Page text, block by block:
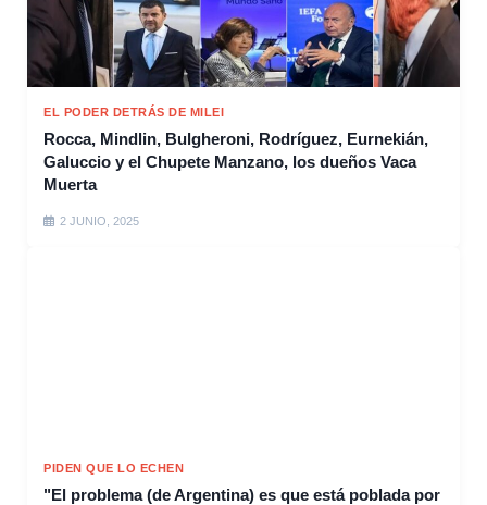
EL PODER DETRÁS DE MILEI
Rocca, Mindlin, Bulgheroni, Rodríguez, Eurnekián,
Galuccio y el Chupete Manzano, los dueños Vaca
Muerta
2 JUNIO, 2025
PIDEN QUE LO ECHEN
"El problema (de Argentina) es que está poblada por